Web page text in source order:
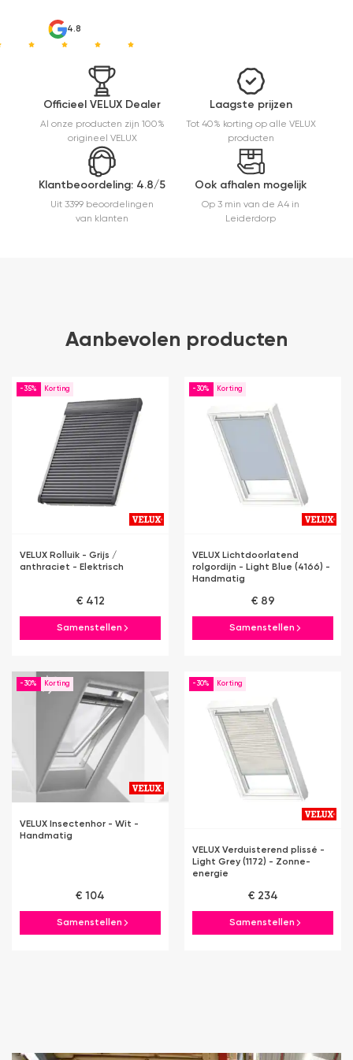
4.8
Officieel VELUX Dealer
Al onze producten zijn 100%
origineel VELUX
Laagste prijzen
Tot 40% korting op alle VELUX
producten
Klantbeoordeling: 4.8/5
Uit 3399 beoordelingen
van klanten
Ook afhalen mogelijk
Op 3 min van de A4 in
Leiderdorp
Aanbevolen producten
-35%
VELUX Rolluik - Grijs /
anthraciet - Elektrisch
€ 412
Samenstellen
-30%
VELUX Lichtdoorlatend
rolgordijn - Light Blue (4166) -
Handmatig
€ 89
Samenstellen
-30%
VELUX Insectenhor - Wit -
Handmatig
€ 104
Samenstellen
-30%
VELUX Verduisterend plissé -
Light Grey (1172) - Zonne-
energie
€ 234
Samenstellen